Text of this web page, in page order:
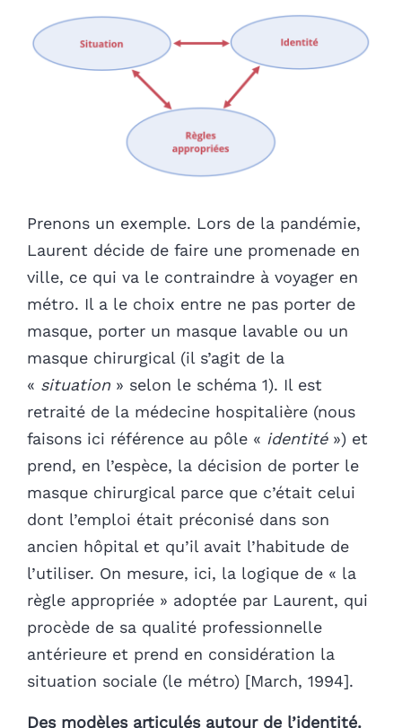
Prenons un exemple. Lors de la pandémie,
Laurent décide de faire une promenade en
ville, ce qui va le contraindre à voyager en
métro. Il a le choix entre ne pas porter de
masque, porter un masque lavable ou un
masque chirurgical (il s’agit de la
« situation » selon le schéma 1). Il est
retraité de la médecine hospitalière (nous
faisons ici référence au pôle « identité») et
prend, en l’espèce, la décision de porter le
masque chirurgical parce que c’était celui
dont l’emploi était préconisé dans son
ancien hôpital et qu’il avait l’habitude de
l’utiliser. On mesure, ici, la logique de « la
règle appropriée » adoptée par Laurent, qui
procède de sa qualité professionnelle
antérieure et prend en considération la
situation sociale (le métro) [March, 1994].
Des modèles articulés autour de l’identité.